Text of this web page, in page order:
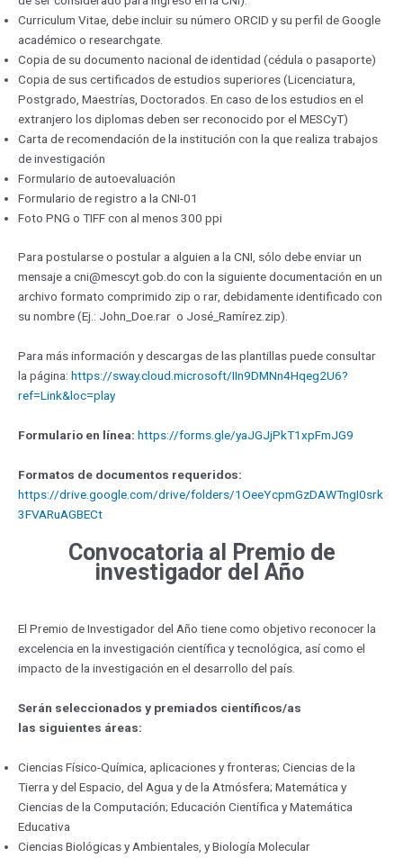
Curriculum Vitae, debe incluir su número ORCID y su perfil de Google
académico o researchgate.
Copia de su documento nacional de identidad (cédula o pasaporte)
Copia de sus certificados de estudios superiores (Licenciatura,
Postgrado, Maestrías, Doctorados. En caso de los estudios en el
extranjero los diplomas deben ser reconocido por el MESCyT)
Carta de recomendación de la institución con la que realiza trabajos
de investigación
Formulario de autoevaluación
Formulario de registro a la CNI-01
Foto PNG o TIFF con al menos 300 ppi
Para postularse o postular a alguien a la CNI, sólo debe enviar un
mensaje a cni@mescyt.gob.do con la siguiente documentación en un
archivo formato comprimido zip o rar, debidamente identificado con
su nombre (Ej.: John_Doe.rar o José_Ramírez.zip).
Para más información y descargas de las plantillas puede consultar
la página: https://sway.cloud.microsoft/IIn9DMNn4Hqeg2U6?
ref=Link&loc=play
Formulario en línea: https://forms.gle/yaJGJjPkT1xpFmJG9
Formatos de documentos requeridos:
https://drive.google.com/drive/folders/1OeeYcpmGzDAWTngI0srk
3FVARuAGBECt
Convocatoria al Premio de
investigador del Año
El Premio de Investigador del Año tiene como objetivo reconocer la
excelencia en la investigación científica y tecnológica, así como el
impacto de la investigación en el desarrollo del país.
Serán seleccionados y premiados científicos/as
las siguientes áreas:
Ciencias Físico-Química, aplicaciones y fronteras; Ciencias de la
Tierra y del Espacio, del Agua y de la Atmósfera; Matemática y
Ciencias de la Computación; Educación Científica y Matemática
Educativa
Ciencias Biológicas y Ambientales, y Biología Molecular